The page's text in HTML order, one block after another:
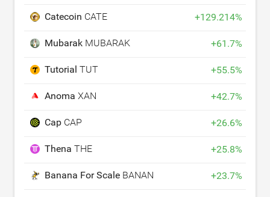
Catecoin CATE +129.214%
Mubarak MUBARAK +61.7%
Tutorial TUT +55.5%
Anoma XAN +42.7%
Cap CAP +26.6%
Thena THE +25.8%
Banana For Scale BANANAS31 +23.7%